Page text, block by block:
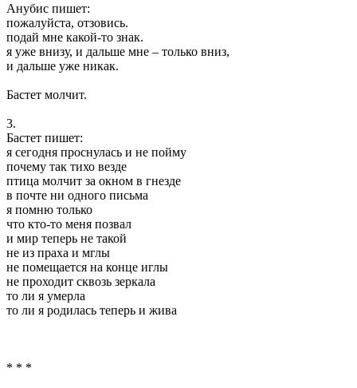
Анубис пишет:
пожалуйста, отзовись.
подай мне какой-то знак.
я уже внизу, и дальше мне – только вниз,
и дальше уже никак.
Бастет молчит.
3.
Бастет пишет:
я сегодня проснулась и не пойму
почему так тихо везде
птица молчит за окном в гнезде
в почте ни одного письма
я помню только
что кто-то меня позвал
и мир теперь не такой
не из праха и мглы
не помещается на конце иглы
не проходит сквозь зеркала
то ли я умерла
то ли я родилась теперь и жива
* * *